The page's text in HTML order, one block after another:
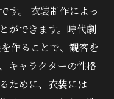
す。 衣装制作によっ
ができます。時代劇
作ることで、観客を
キャラクターの性格
ために、衣装には